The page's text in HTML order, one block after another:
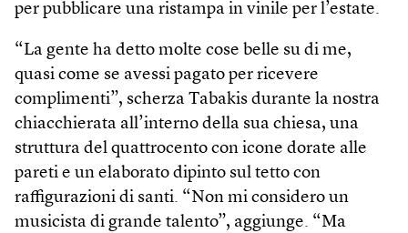
per pubblicare una ristampa in vinile per l’estate.
“La gente ha detto molte cose belle su di me,
quasi come se avessi pagato per ricevere
complimenti”, scherza Tabakis durante la nostra
chiacchierata all’interno della sua chiesa, una
struttura del quattrocento con icone dorate alle
pareti e un elaborato dipinto sul tetto con
raffigurazioni di santi. “Non mi considero un
musicista di grande talento”, aggiunge. “Ma